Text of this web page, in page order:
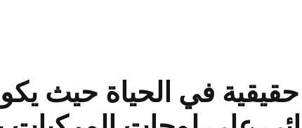
أمثلة حقيقية في الحياة حيث